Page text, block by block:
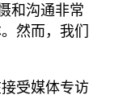
和沟通非常
然而，我们
受媒体专访